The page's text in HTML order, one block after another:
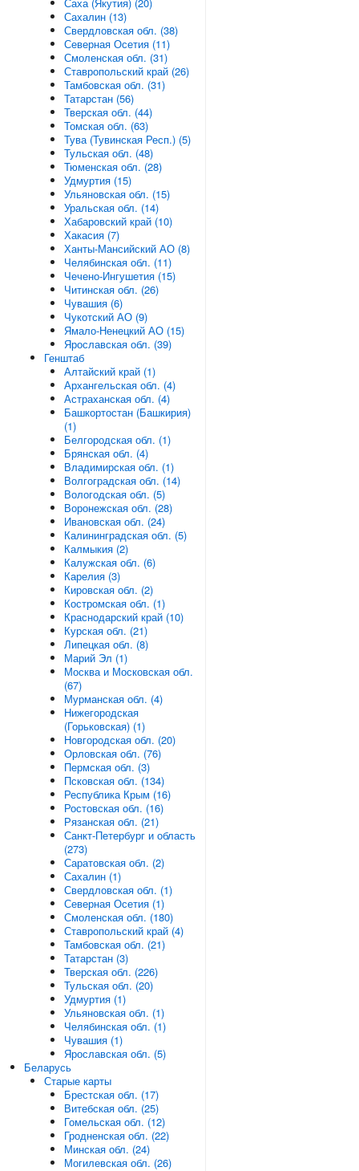
Сахалин (13)
Свердловская обл. (38)
Северная Осетия (11)
Смоленская обл. (31)
Ставропольский край (26)
Тамбовская обл. (31)
Татарстан (56)
Тверская обл. (44)
Томская обл. (63)
Тува (Тувинская Респ.) (5)
Тульская обл. (48)
Тюменская обл. (28)
Удмуртия (15)
Ульяновская обл. (15)
Уральская обл. (14)
Хабаровский край (10)
Хакасия (7)
Ханты-Мансийский АО (8)
Челябинская обл. (11)
Чечено-Ингушетия (15)
Читинская обл. (26)
Чувашия (6)
Чукотский АО (9)
Ямало-Ненецкий АО (15)
Ярославская обл. (39)
Генштаб
Алтайский край (1)
Архангельская обл. (4)
Астраханская обл. (4)
Башкортостан (Башкирия)
(1)
Белгородская обл. (1)
Брянская обл. (4)
Владимирская обл. (1)
Волгоградская обл. (14)
Вологодская обл. (5)
Воронежская обл. (28)
Ивановская обл. (24)
Калининградская обл. (5)
Калмыкия (2)
Калужская обл. (6)
Карелия (3)
Кировская обл. (2)
Костромская обл. (1)
Краснодарский край (10)
Курская обл. (21)
Липецкая обл. (8)
Марий Эл (1)
Москва и Московская обл.
(67)
Мурманская обл. (4)
Нижегородская
(Горьковская) (1)
Новгородская обл. (20)
Орловская обл. (76)
Пермская обл. (3)
Псковская обл. (134)
Республика Крым (16)
Ростовская обл. (16)
Рязанская обл. (21)
Санкт-Петербург и область
(273)
Саратовская обл. (2)
Сахалин (1)
Свердловская обл. (1)
Северная Осетия (1)
Смоленская обл. (180)
Ставропольский край (4)
Тамбовская обл. (21)
Татарстан (3)
Тверская обл. (226)
Тульская обл. (20)
Удмуртия (1)
Ульяновская обл. (1)
Челябинская обл. (1)
Чувашия (1)
Ярославская обл. (5)
Беларусь
Старые карты
Брестская обл. (17)
Витебская обл. (25)
Гомельская обл. (12)
Гродненская обл. (22)
Минская обл. (24)
Могилевская обл. (26)